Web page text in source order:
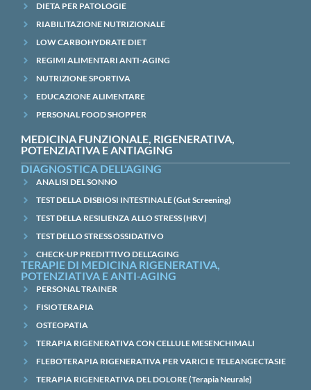
DIETA PER PATOLOGIE
RIABILITAZIONE NUTRIZIONALE
LOW CARBOHYDRATE DIET
REGIMI ALIMENTARI ANTI-AGING
NUTRIZIONE SPORTIVA
EDUCAZIONE ALIMENTARE
PERSONAL FOOD SHOPPER
MEDICINA FUNZIONALE, RIGENERATIVA,
POTENZIATIVA E ANTIAGING
DIAGNOSTICA DELL'AGING
ANALISI DEL SONNO
TEST DELLA DISBIOSI INTESTINALE (Gut Screening)
TEST DELLA RESILIENZA ALLO STRESS (HRV)
TEST DELLO STRESS OSSIDATIVO
CHECK-UP PREDITTIVO DELL’AGING
TERAPIE DI MEDICINA RIGENERATIVA,
POTENZIATIVA E ANTI-AGING
PERSONAL TRAINER
FISIOTERAPIA
OSTEOPATIA
TERAPIA RIGENERATIVA CON CELLULE MESENCHIMALI
FLEBOTERAPIA RIGENERATIVA PER VARICI E TELEANGECTASIE
TERAPIA RIGENERATIVA DEL DOLORE (Terapia Neurale)